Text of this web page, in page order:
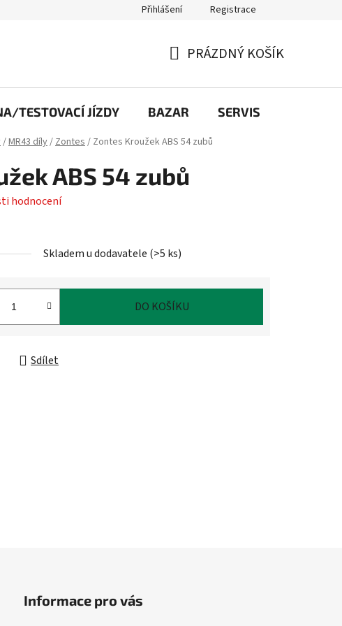
Přihlášení Registrace
KOŠÍK
PRÁZDNÝ KOŠÍK
TESTOVACÍ JÍZDY BAZAR SERVIS
/MR43 díly/Zontes/ Zontes Kroužek ABS 54 zubů
ABS 54 zubů
hodnocení
Skladem u dodavatele (>5 ks)
DO KOŠÍKU
Sdílet
Informace pro vás